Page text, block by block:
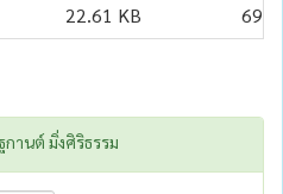
22.61 KB 69
านต์ มิ่งศิริธรรม